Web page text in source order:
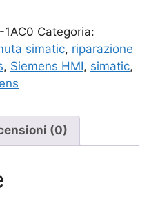
Categoria:
simatic, riparazione
, Siemens HMI, simatic,
(0)